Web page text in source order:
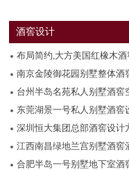
酒窖设计
布局简约,大方美国红橡木酒
南京金陵御花园别墅整体酒
台州半岛名苑私人别墅酒窖
东莞湖景一号私人别墅酒窖
深圳恒大集团总部酒窖设计
江西南昌绿地兰宫别墅酒窖
合肥半岛一号别墅地下室酒